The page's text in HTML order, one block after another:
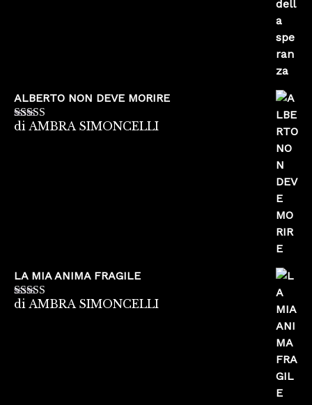
ALBERTO NON DEVE MORIRE
Valutato5su
di AMBRA SIMONCELLI
LA MIA ANIMA FRAGILE
Valutato5su
di AMBRA SIMONCELLI